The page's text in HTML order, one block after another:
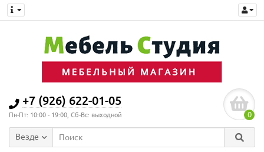
+7 (926) 622-01-05
Пн-Пт: 10:00 - 19:00, Сб-Вс: выходной 0
Везде